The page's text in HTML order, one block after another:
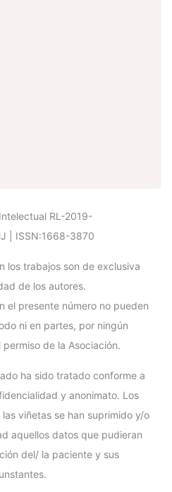
RL-2019-
| ISSN:1668-3870
los trabajos son de exclusiva
de los autores.
el presente número no pueden
ni en partes, por ningún
de la Asociación.
ha sido tratado conforme a
y anonimato. Los
viñetas se han suprimido y/o
aquellos datos que pudieran
del/ la paciente y sus